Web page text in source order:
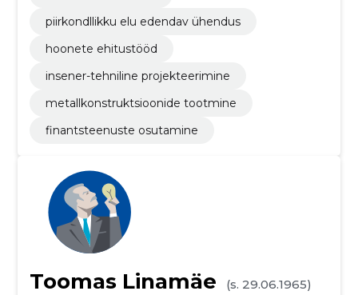
piirkondllikku elu edendav ühendus
hoonete ehitustööd
insener-tehniline projekteerimine
metallkonstruktsioonide tootmine
finantsteenuste osutamine
Toomas Linamäe
(s. 29.06.1965)